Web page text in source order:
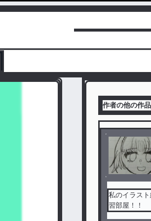
作者の他の作品
私のイラスト
習部屋！！